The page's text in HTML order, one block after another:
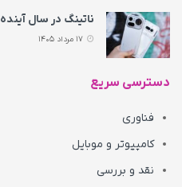
ناتینگ در سال آینده ۶ گوشی جدید عرضه می‌ کند
دسترسی سریع
فناوری
کامپیوتر و موبایل
نقد و بررسی